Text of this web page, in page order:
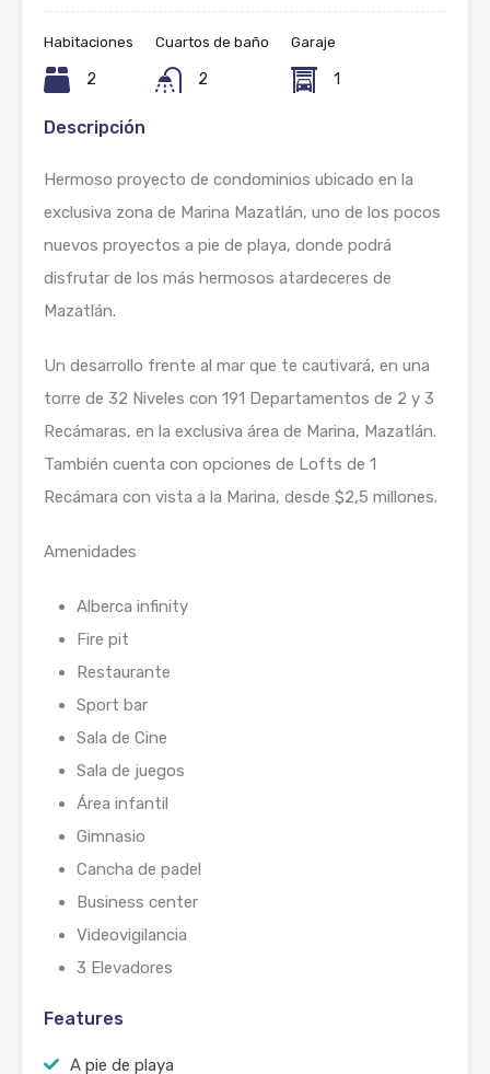
Habitaciones
2
Cuartos de baño
2
Garaje
1
Descripción
Hermoso proyecto de condominios ubicado en la
exclusiva zona de Marina Mazatlán, uno de los pocos
nuevos proyectos a pie de playa, donde podrá
disfrutar de los más hermosos atardeceres de
Mazatlán.
Un desarrollo frente al mar que te cautivará, en una
torre de 32 Niveles con 191 Departamentos de 2 y 3
Recámaras, en la exclusiva área de Marina, Mazatlán.
También cuenta con opciones de Lofts de 1
Recámara con vista a la Marina, desde $2,5 millones.
Amenidades
Alberca infinity
Fire pit
Restaurante
Sport bar
Sala de Cine
Sala de juegos
Área infantil
Gimnasio
Cancha de padel
Business center
Videovigilancia
3 Elevadores
Features
A pie de playa